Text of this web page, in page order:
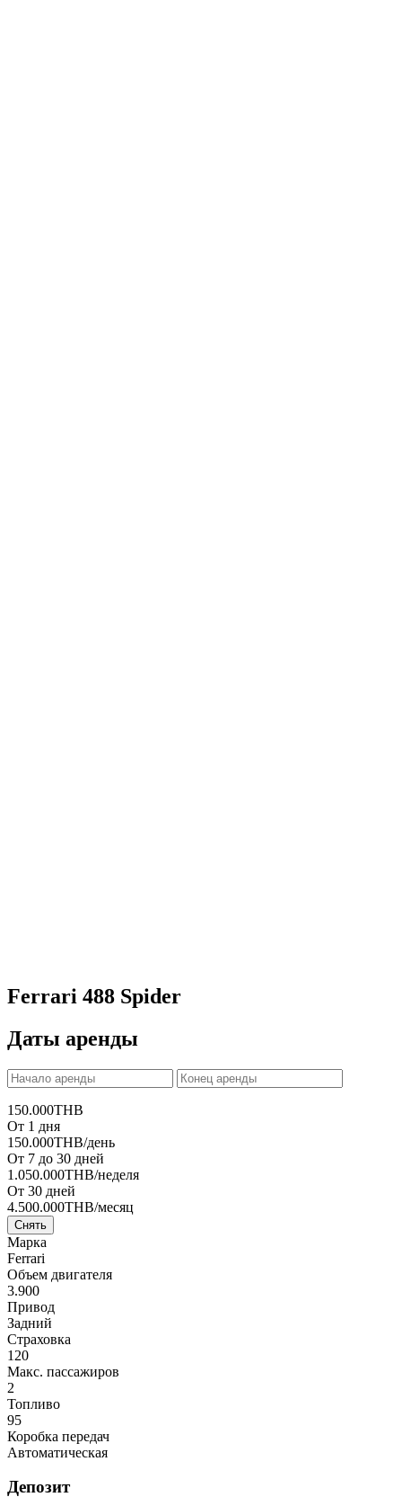
Ferrari 488 Spider
Даты аренды
150.000THB
От 1 дня
150.000THB/день
От 7 до 30 дней
1.050.000THB/неделя
От 30 дней
4.500.000THB/месяц
Снять
Марка
Ferrari
Объем двигателя
3.900
Привод
Задний
Страховка
120
Макс. пассажиров
2
Топливо
95
Коробка передач
Автоматическая
Депозит